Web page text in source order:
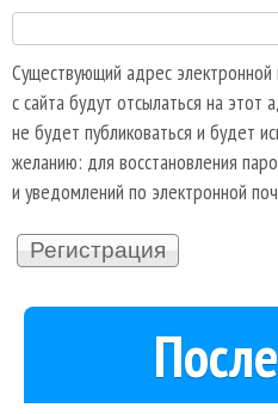
Существующий адрес
с сайта будут отсылаться на
не будет публиковаться и будет
желанию: для восстановления
и уведомлений по электронной